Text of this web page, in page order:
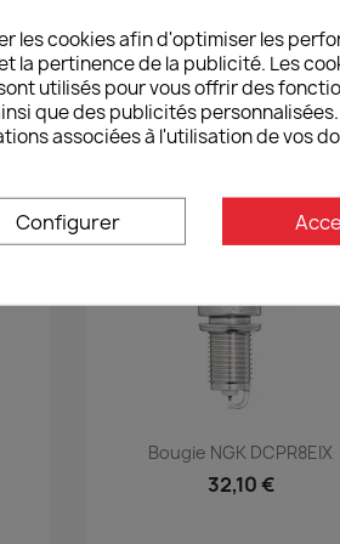
332,00 €
Aperçu rapide
Bougie NGK DCPR8EIX
32,10 €
les cookies afin d'optimiser les
la pertinence de la publicité. Les
utilisés pour vous offrir des
que des publicités
associées à l'utilisation de vos
Configurer